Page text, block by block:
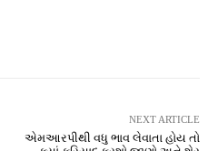
NEXT ARTICLE
એમઆરપીથી વધુ ભાવ લેવાતા હોય તો